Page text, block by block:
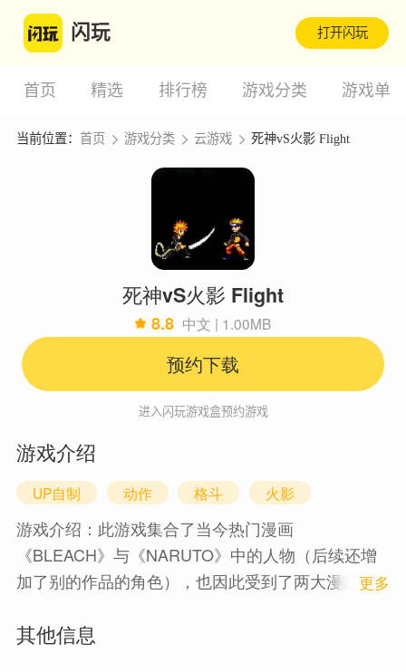
闪玩 打开闪玩
首页 精选 排行榜 游戏分类 游戏单
当前位置： 首页 游戏分类 云游戏 死神vS火影 Flight
死神vS火影 Flight
8.8 中文 | 1.00MB
预约下载
进入闪玩游戏盒预约游戏
游戏介绍
UP自制 动作 格斗 火影
游戏介绍：此游戏集合了当今热门漫画
《BLEACH》与《NARUTO》中的人物（后续还增
加了别的作品的角色），也因此受到了两大漫迷的
年），总点击量超过了100万次人次，角色和系统也
1 更多
其他信息